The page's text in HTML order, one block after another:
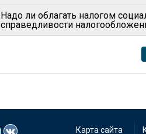
Надо ли облагать налогом
справедливости
Карта сайта